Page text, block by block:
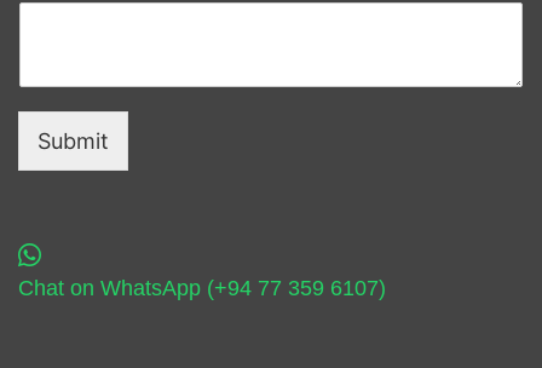
Submit
Chat on WhatsApp (+94 77 359 6107)